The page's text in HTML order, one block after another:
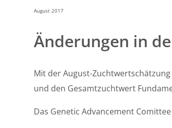
August 2017
Änderungen in
Mit der August-
und den Gesamtzuchtwert
Das Genetic Advancement